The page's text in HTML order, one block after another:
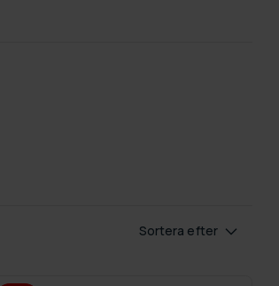
Sortera efter